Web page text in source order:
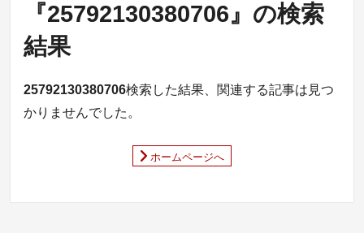
『25792130380706』の検索
結果
25792130380706検索した結果、関連する記事は見つ
かりませんでした。
ホームページへ